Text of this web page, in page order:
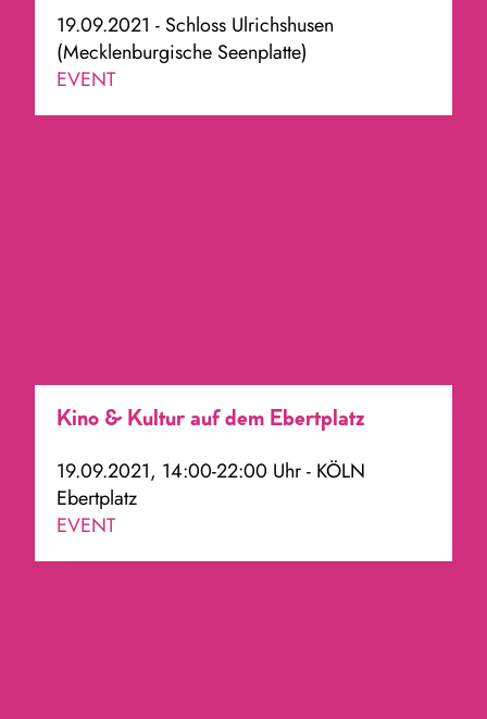
19.09.2021 - Schloss Ulrichshusen
(Mecklenburgische Seenplatte)
EVENT
Kino & Kultur auf dem Ebertplatz
19.09.2021, 14:00-22:00 Uhr - KÖLN
Ebertplatz
EVENT